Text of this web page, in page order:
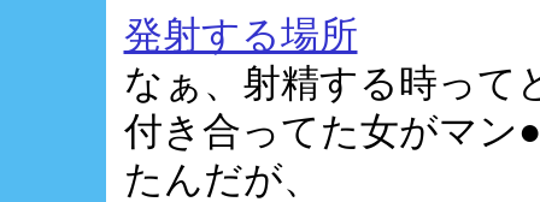
発射する場所
なぁ、射精する時って
付き合ってた女がマン
たんだが、